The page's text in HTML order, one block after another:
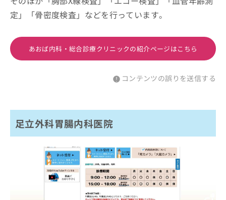
定」「骨密度検査」などを行っています。
あおば内科・総合診療クリニックの紹介ページはこちら
コンテンツの誤りを送信する
足立外科胃腸内科医院